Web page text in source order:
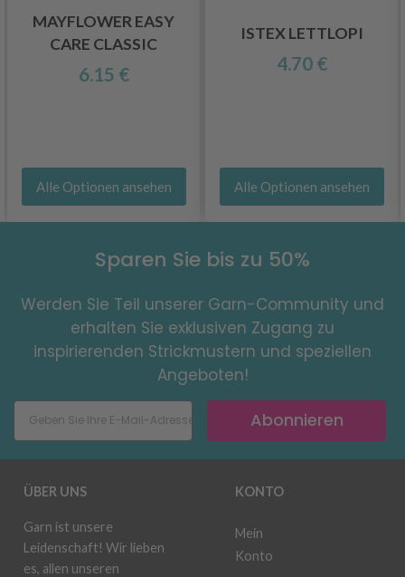
MAYFLOWER EASY
CARE CLASSIC
6.15 €
Alle Optionen ansehen
ISTEX LETTLOPI
4.70 €
Alle Optionen ansehen
Sparen Sie bis zu 50%
Werden Sie Teil unserer Garn-Community und
erhalten Sie exklusiven Zugang zu
inspirierenden Strickmustern und speziellen
Angeboten!
Abonnieren
ÜBER UNS
Garn ist unsere
Leidenschaft! Wir lieben
es, allen unseren
KONTO
Mein
Konto